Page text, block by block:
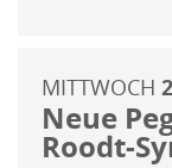
MITTWOCH
Neue
Roodt-